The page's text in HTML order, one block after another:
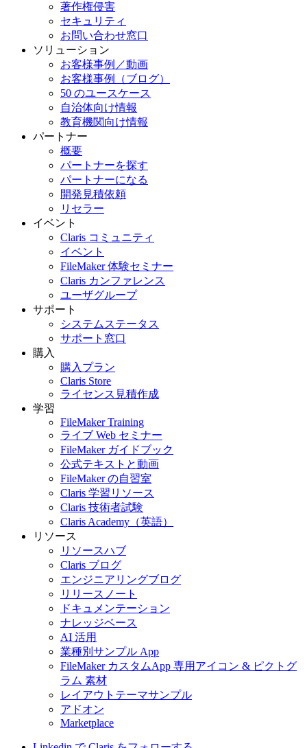
著作権侵害
セキュリティ
お問い合わせ窓口
ソリューション
お客様事例／動画
お客様事例（ブログ）
50 のユースケース
自治体向け情報
教育機関向け情報
パートナー
概要
パートナーを探す
パートナーになる
開発見積依頼
リセラー
イベント
Claris コミュニティ
イベント
FileMaker 体験セミナー
Claris カンファレンス
ユーザグループ
サポート
システムステータス
サポート窓口
購入
購入プラン
Claris Store
ライセンス見積作成
学習
FileMaker Training
ライブ Web セミナー
FileMaker ガイドブック
公式テキストと動画
FileMaker の自習室
Claris 学習リソース
Claris 技術者試験
Claris Academy（英語）
リソース
リソースハブ
Claris ブログ
エンジニアリングブログ
リリースノート
ドキュメンテーション
ナレッジベース
AI 活用
業種別サンプル App
FileMaker カスタムApp 専用アイコン & ピクトグ
ラム 素材
レイアウトテーマサンプル
アドオン
Marketplace